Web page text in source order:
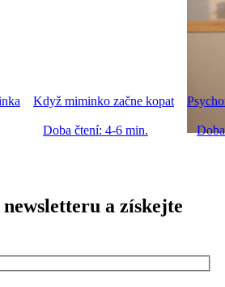
Když miminko začne kopat
Doba čtení: 4-6 min.
a získejte